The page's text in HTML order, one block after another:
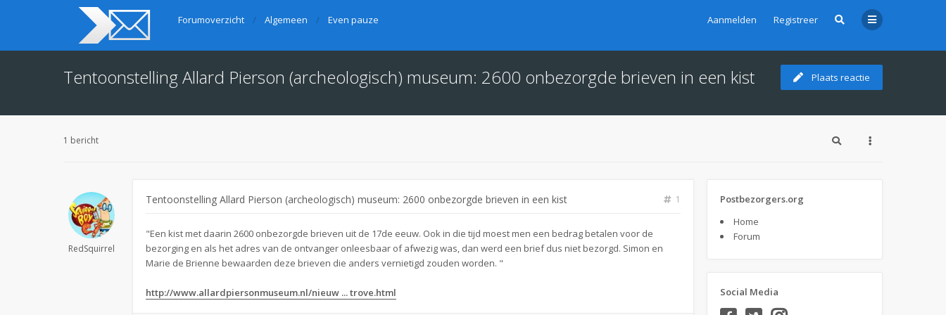
Aanmelden Registreer
Forumoverzicht Algemeen Even pauze
Tentoonstelling Allard Pierson (archeologisch) museum: 2600 onbezorgde brieven in een kist Plaats reactie
1 bericht
RedSquirrel
Tentoonstelling Allard Pierson (archeologisch) museum: 2600 onbezorgde brieven in een kist 1
"Een kist met daarin 2600 onbezorgde brieven uit de 17de eeuw. Ook in die tijd moest men een bedrag betalen voor de
bezorging en als het adres van de ontvanger onleesbaar of afwezig was, dan werd een brief dus niet bezorgd. Simon en
Marie de Brienne bewaarden deze brieven die anders vernietigd zouden worden. "
http://www.allardpiersonmuseum.nl/nieuw ... trove.html
Postbezorgers.org
Home
Forum
Social Media